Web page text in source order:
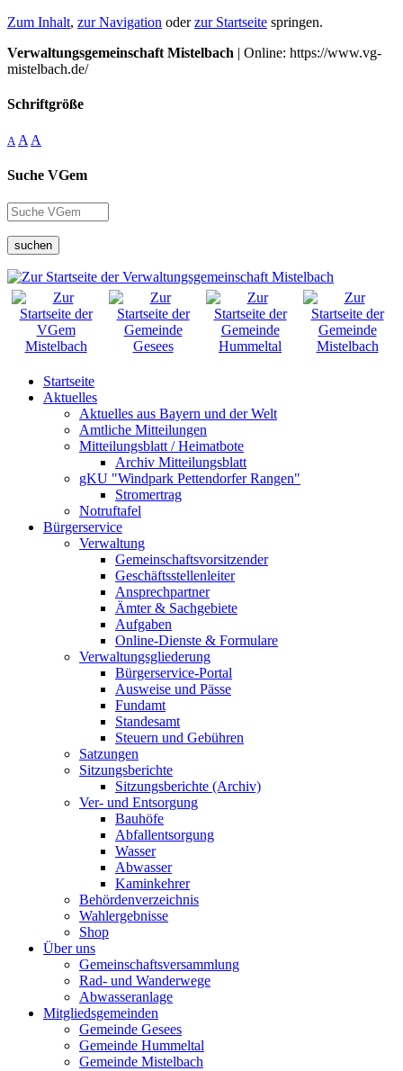
Zum Inhalt, zur Navigation oderzur Startseite springen.
Verwaltungsgemeinschaft Mistelbach | Online: https://www.vg-
mistelbach.de/
Schriftgröße
A A A
Suche VGem
suchen
Startseite
Aktuelles
Aktuelles aus Bayern und der Welt
Amtliche Mitteilungen
Mitteilungsblatt / Heimatbote
Archiv Mitteilungsblatt
gKU "Windpark Pettendorfer Rangen"
Stromertrag
Notruftafel
Bürgerservice
Verwaltung
Gemeinschaftsvorsitzender
Geschäftsstellenleiter
Ansprechpartner
Ämter & Sachgebiete
Aufgaben
Online-Dienste & Formulare
Verwaltungsgliederung
Bürgerservice-Portal
Ausweise und Pässe
Fundamt
Standesamt
Steuern und Gebühren
Satzungen
Sitzungsberichte
Sitzungsberichte (Archiv)
Ver- und Entsorgung
Bauhöfe
Abfallentsorgung
Wasser
Abwasser
Kaminkehrer
Behördenverzeichnis
Wahlergebnisse
Shop
Über uns
Gemeinschaftsversammlung
Rad- und Wanderwege
Abwasseranlage
Mitgliedsgemeinden
Gemeinde Gesees
Gemeinde Hummeltal
Gemeinde Mistelbach